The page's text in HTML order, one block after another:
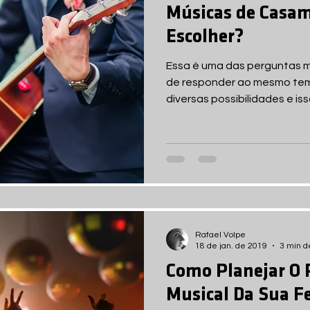
Músicas de
Escolher?
Essa é uma das perguntas
de responder ao mesmo
diversas possibilidades e
Como Planejar O
Musical Da Sua
Rafael Volpe
18 de jan. de 2019
3 min